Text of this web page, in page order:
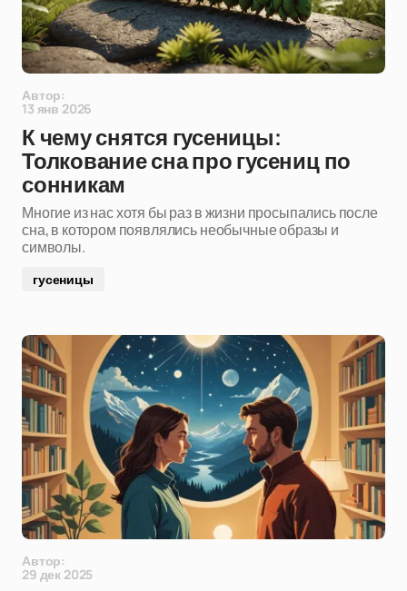
Автор:
13 янв 2026
К чему снятся гусеницы:
Толкование сна про гусениц по
сонникам
Многие из нас хотя бы раз в жизни просыпались после
сна, в котором появлялись необычные образы и
символы.
гусеницы
Автор:
29 дек 2025